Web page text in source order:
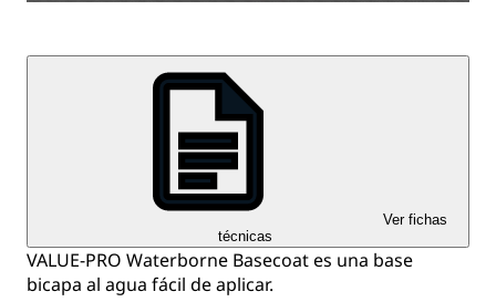
Ver fichas
técnicas
VALUE-PRO Waterborne Basecoat es una base
bicapa al agua fácil de aplicar.